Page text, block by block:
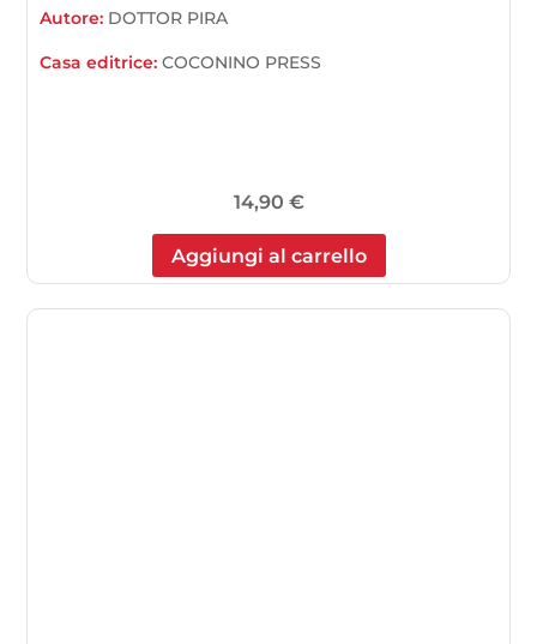
Autore: DOTTOR PIRA
Casa editrice:COCONINO PRESS
14,90 €
Aggiungi al carrello